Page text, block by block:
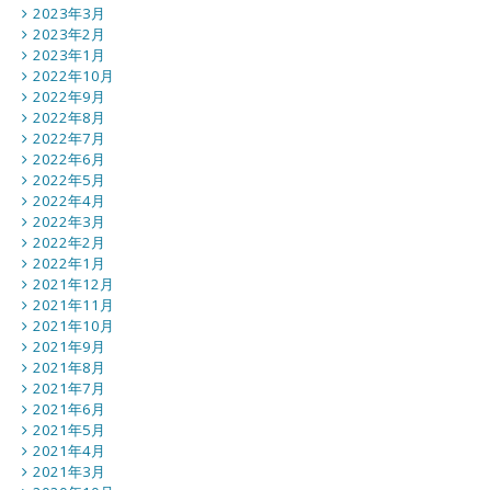
2023年3月
2023年2月
2023年1月
2022年10月
2022年9月
2022年8月
2022年7月
2022年6月
2022年5月
2022年4月
2022年3月
2022年2月
2022年1月
2021年12月
2021年11月
2021年10月
2021年9月
2021年8月
2021年7月
2021年6月
2021年5月
2021年4月
2021年3月